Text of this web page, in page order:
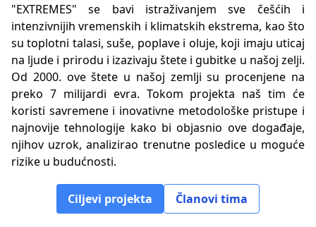
"EXTREMES" se bavi istraživanjem sve češćih i
intenzivnijih vremenskih i klimatskih ekstrema, kao što
su toplotni talasi, suše, poplave i oluje, koji imaju uticaj
na ljude i prirodu i izazivaju štete i gubitke u našoj zelji.
Od 2000. ove štete u našoj zemlji su procenjene na
preko 7 milijardi evra. Tokom projekta naš tim će
koristi savremene i inovativne metodološke pristupe i
najnovije tehnologije kako bi objasnio ove događaje,
njihov uzrok, analizirao trenutne posledice u moguće
rizike u budućnosti.
Ciljevi projekta Članovi tima